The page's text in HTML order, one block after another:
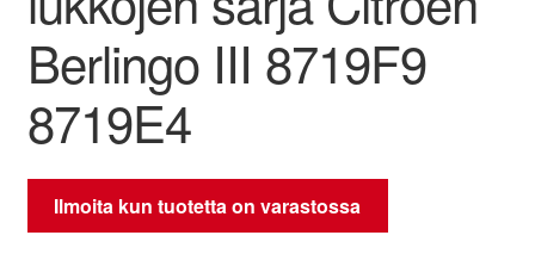
Berlingo III 8719F9
8719E4
Ilmoita kun tuotetta on varastossa